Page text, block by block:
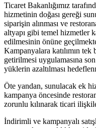
Ticaret Bakanlığımız
hizmetinin doğası gereği
siparişin alınması ve
altyapı gibi temel hizmetler
edilmesinin önüne
Kampanyalara katılımın
getirilmesi uygulamasına
yüklerin azaltılması
Öte yandan, sunulacak ek
kampanya öncesinde
zorunlu kılınarak ticari
İndirimli ve kampanyalı